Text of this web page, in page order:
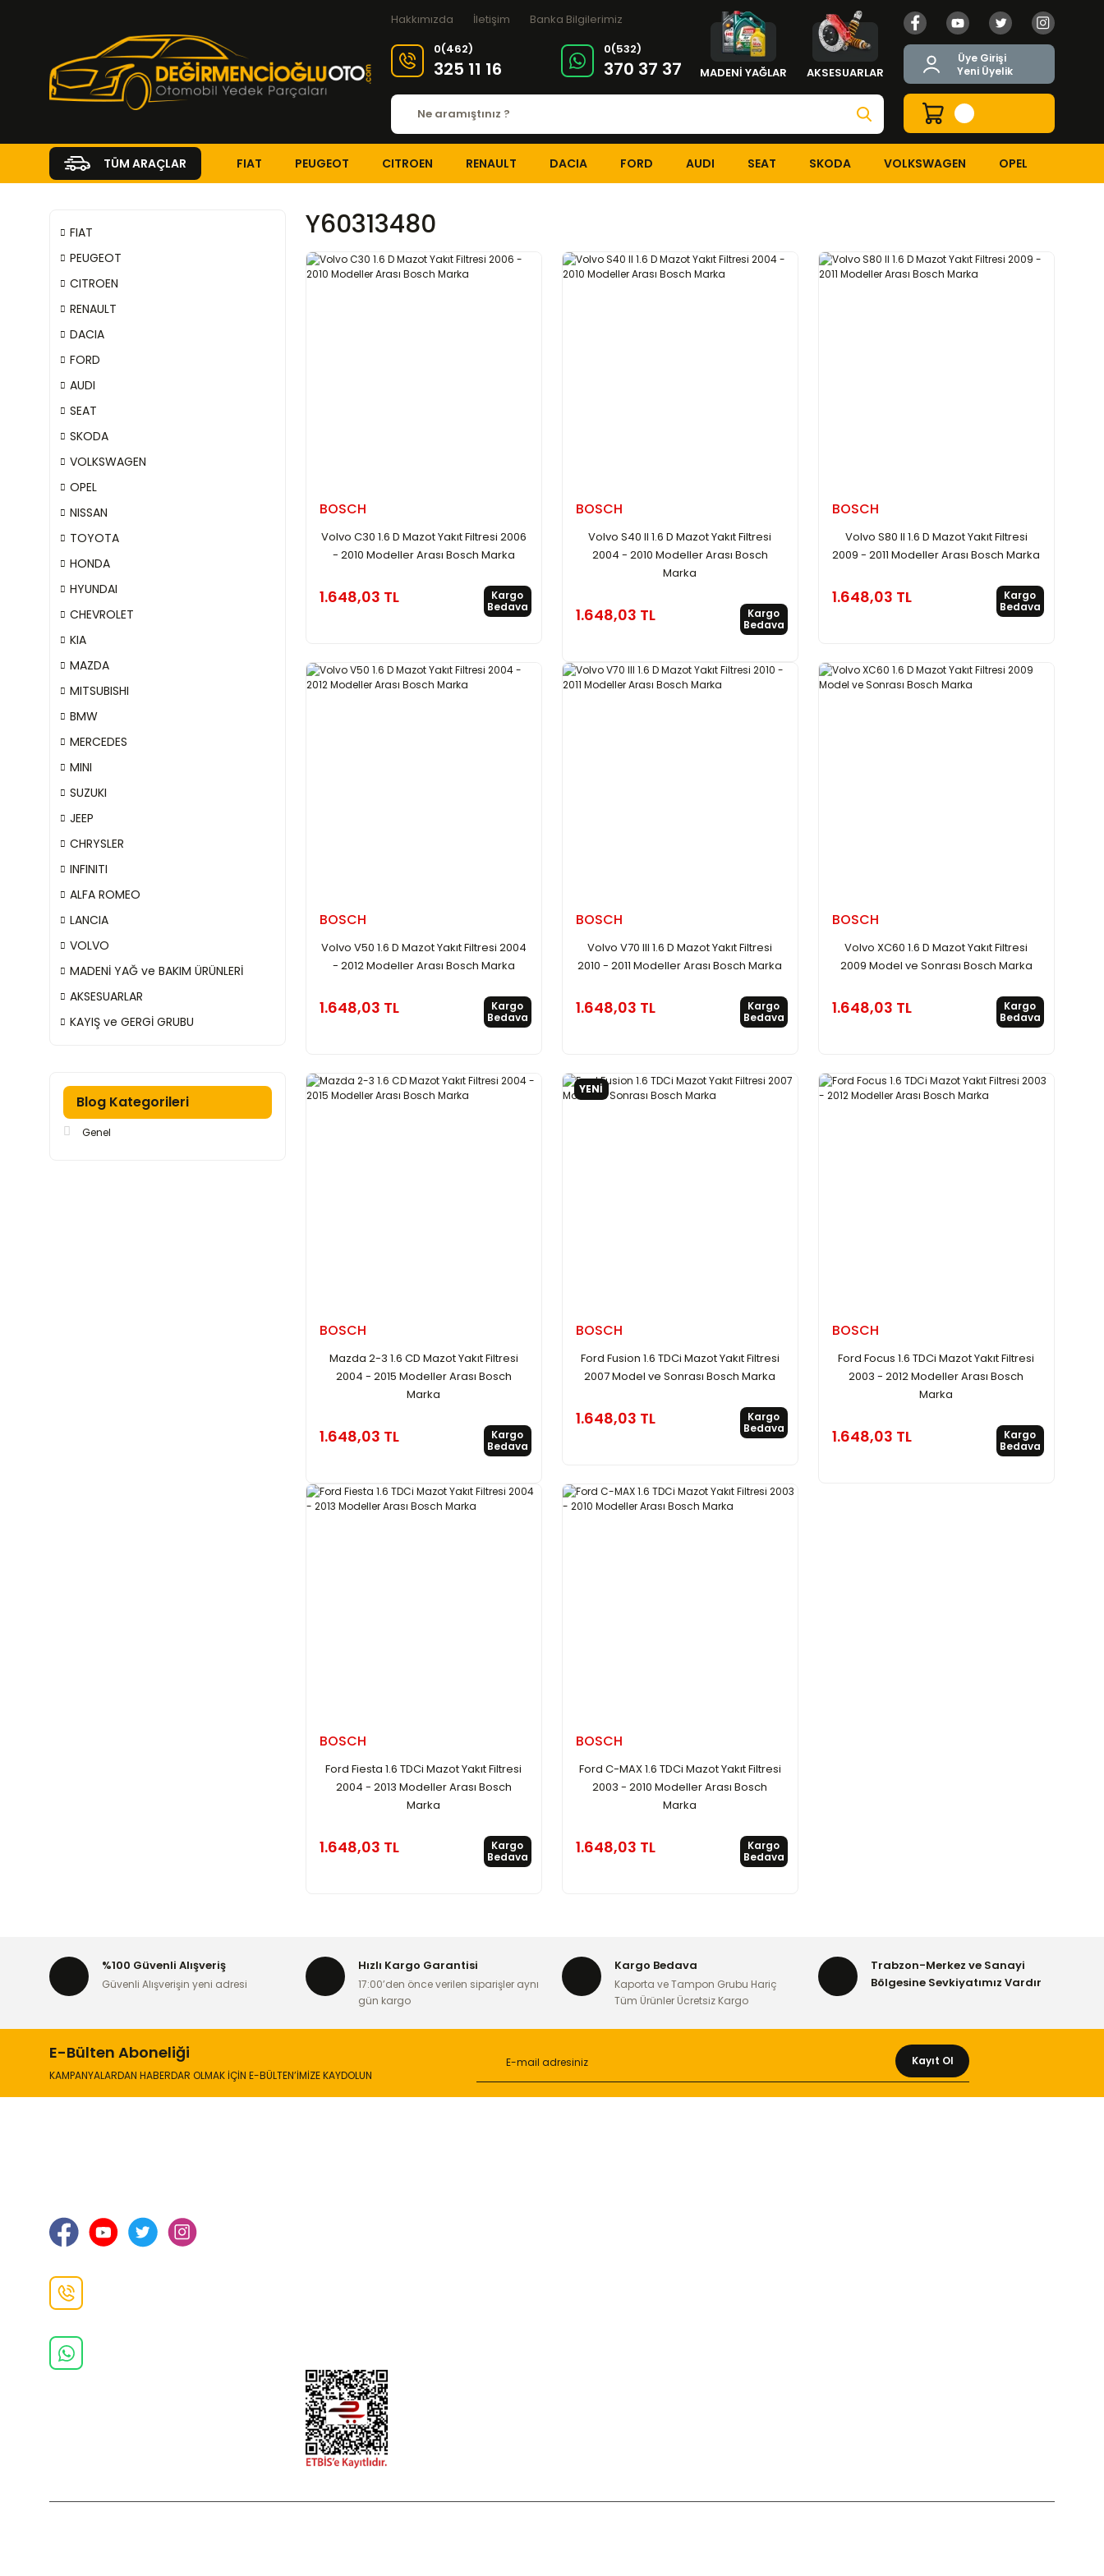
Hakkımızda İletişim
Banka Bilgilerimiz
0(462)
325 11 16
0(532)
370 37 37 MADENİ YAĞLAR AKSESUARLAR
Üye Girişi
Yeni Üyelik
TÜM ARAÇLAR FIAT PEUGEOT CITROEN RENAULT DACIA FORD AUDI SEAT SKODA VOLKSWAGEN OPEL
FIAT
PEUGEOT
CITROEN
RENAULT
DACIA
FORD
AUDI
SEAT
SKODA
VOLKSWAGEN
OPEL
NISSAN
TOYOTA
HONDA
HYUNDAI
CHEVROLET
KIA
MAZDA
MITSUBISHI
BMW
MERCEDES
MINI
SUZUKI
JEEP
CHRYSLER
INFINITI
ALFA ROMEO
LANCIA
VOLVO
MADENİ YAĞ ve BAKIM ÜRÜNLERİ
AKSESUARLAR
KAYIŞ ve GERGİ GRUBU
Blog Kategorileri
Genel
Y60313480
BOSCH
Volvo C30 1.6 D Mazot Yakıt Filtresi 2006
- 2010 Modeller Arası Bosch Marka
1.648,03 TL
Kargo
Bedava
BOSCH
Volvo S40 II 1.6 D Mazot Yakıt Filtresi
2004 - 2010 Modeller Arası Bosch
Marka
1.648,03 TL
Kargo
Bedava
BOSCH
Volvo S80 II 1.6 D Mazot Yakıt Filtresi
2009 - 2011 Modeller Arası Bosch Marka
1.648,03 TL
Kargo
Bedava
BOSCH
Volvo V50 1.6 D Mazot Yakıt Filtresi 2004
- 2012 Modeller Arası Bosch Marka
1.648,03 TL
Kargo
Bedava
BOSCH
Volvo V70 III 1.6 D Mazot Yakıt Filtresi
2010 - 2011 Modeller Arası Bosch Marka
1.648,03 TL
Kargo
Bedava
BOSCH
Volvo XC60 1.6 D Mazot Yakıt Filtresi
2009 Model ve Sonrası Bosch Marka
1.648,03 TL
Kargo
Bedava
BOSCH
Mazda 2-3 1.6 CD Mazot Yakıt Filtresi
2004 - 2015 Modeller Arası Bosch
Marka
1.648,03 TL
Kargo
Bedava
YENİ
BOSCH
Ford Fusion 1.6 TDCi Mazot Yakıt Filtresi
2007 Model ve Sonrası Bosch Marka
1.648,03 TL
Kargo
Bedava
BOSCH
Ford Focus 1.6 TDCi Mazot Yakıt Filtresi
2003 - 2012 Modeller Arası Bosch
Marka
1.648,03 TL
Kargo
Bedava
BOSCH
Ford Fiesta 1.6 TDCi Mazot Yakıt Filtresi
2004 - 2013 Modeller Arası Bosch
Marka
1.648,03 TL
Kargo
Bedava
BOSCH
Ford C-MAX 1.6 TDCi Mazot Yakıt Filtresi
2003 - 2010 Modeller Arası Bosch
Marka
1.648,03 TL
Kargo
Bedava
%100 Güvenli Alışveriş
Güvenli Alışverişin yeni adresi
Hızlı Kargo Garantisi
17:00’den önce verilen siparişler aynı
gün kargo
Kargo Bedava
Kaporta ve Tampon Grubu Hariç
Tüm Ürünler Ücretsiz Kargo
Trabzon-Merkez ve Sanayi
Bölgesine Sevkiyatımız Vardır
E-Bülten Aboneliği
KAMPANYALARDAN HABERDAR OLMAK İÇİN E-BÜLTEN’İMİZE KAYDOLUN
Kayıt Ol